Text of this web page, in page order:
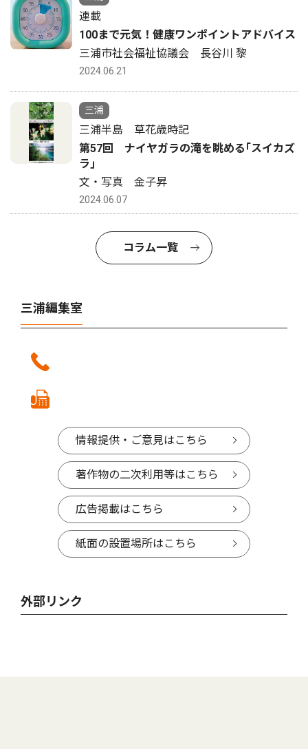
連載
100まで元気！健康ワンポイントアドバイス
三浦市社会福祉協議会 長谷川 黎
2024.06.21
三浦
三浦半島 草花歳時記
第57回 ナイヤガラの滝を眺める｢スイカズ
ラ｣
文・写真 金子昇
2024.06.07
コラム一覧
三浦編集室
情報提供・ご意見はこちら
著作物の二次利用等はこちら
広告掲載はこちら
紙面の設置場所はこちら
外部リンク